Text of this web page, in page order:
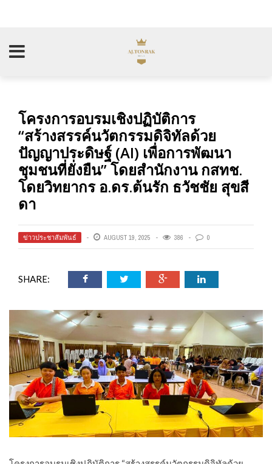
โครงการอบรมเชิงปฏิบัติการ
“สร้างสรรค์นวัตกรรมดิจิทัลด้วย
ปัญญาประดิษฐ์ (AI) เพื่อการพัฒนา
ชุมชนที่ยั่งยืน” โดยสำนักงาน กสทช.
โดยวิทยากร อ.ดร.ต้นรัก ธวัชชัย สุขสี
ดา
ข่าวประชาสัมพันธ์ AUGUST 19, 2025 386 0
SHARE: